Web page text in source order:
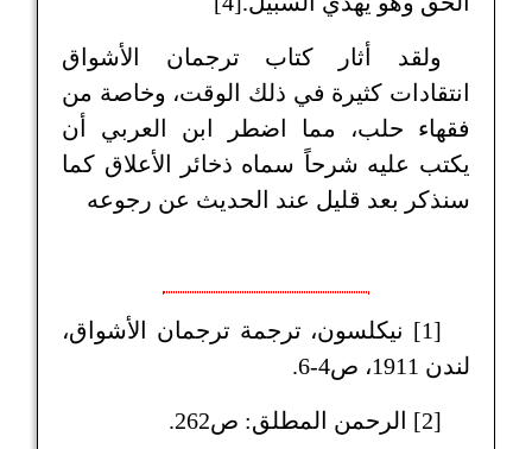
ولقد أثار كتاب ترجمان الأشواق
انتقادات كثيرة في ذلك الوقت، وخاصة من
فقهاء حلب، مما اضطر ابن العربي أن
يكتب عليه شرحاً سماه ذخائر الأعلاق كما
سنذكر بعد قليل عند الحديث عن رجوعه
[1] نيكلسون، ترجمة ترجمان الأشواق،
لندن 1911، ص4-6.
[2] الرحمن المطلق: ص262.